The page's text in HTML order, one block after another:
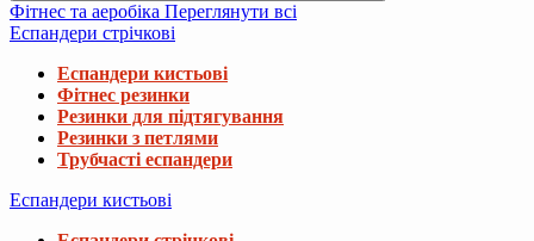
Фітнес та аеробіка Переглянути всі
Еспандери стрічкові
Еспандери кистьові
Фітнес резинки
Резинки для підтягування
Резинки з петлями
Трубчасті еспандери
Еспандери кистьові